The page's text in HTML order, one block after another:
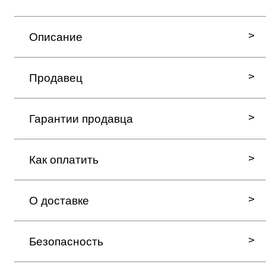
Описание
Продавец
Гарантии продавца
Как оплатить
О доставке
Безопасность